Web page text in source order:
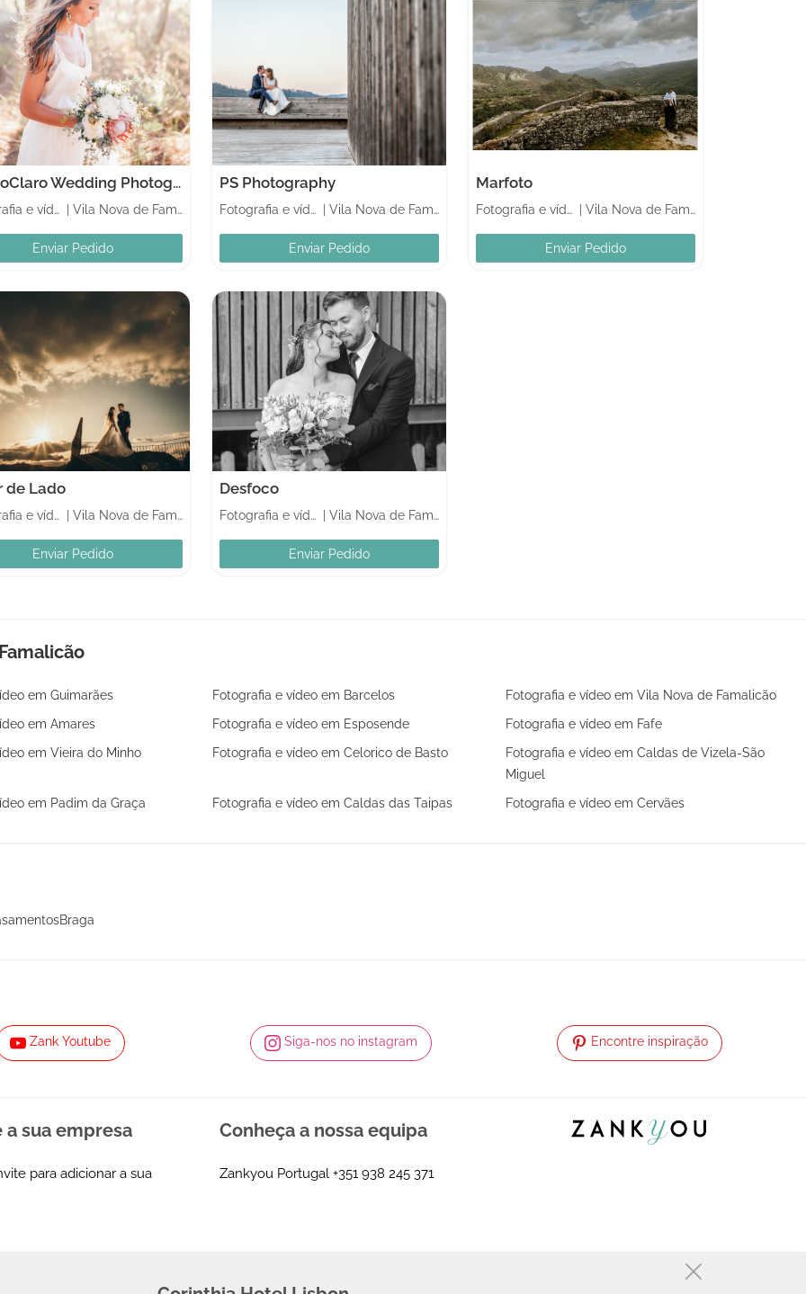
MarcoClaro Wedding Photographer
Fotografia e vídeo Vila Nova de Famalicão
Enviar Pedido
PS Photography
Fotografia e vídeo Vila Nova de Famalicão
Enviar Pedido
Marfoto
Fotografia e vídeo Vila Nova de Famalicão
Enviar Pedido
de Lado
Fotografia e vídeo Vila Nova de Famalicão
Enviar Pedido
Desfoco
Fotografia e vídeo Vila Nova de Famalicão
Enviar Pedido
em Guimarães Fotografia e vídeo em Barcelos
Fotografia e vídeo em Vila Nova de Famalicão
em Amares
Fotografia e vídeo em Esposende
Fotografia e vídeo em Fafe
em Vieira do Minho
Fotografia e vídeo em Celorico de Basto
Fotografia e vídeo em Caldas de Vizela-São
Miguel
em Padim da Graça
Fotografia e vídeo em Caldas das Taipas Fotografia e vídeo em Cervães
Zank Youtube Siga-nos no instagram Encontre inspiração
a sua empresa
para adicionar a sua
Conheça a nossa equipa
Zankyou Portugal +351 938 245 371